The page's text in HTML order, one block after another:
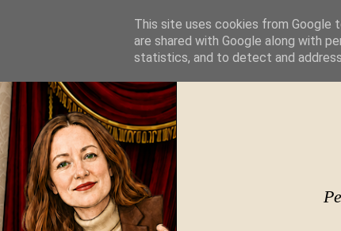
This site uses cookies from Google
are shared with Google along with
statistics, and to detect and